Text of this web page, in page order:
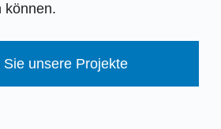
können.
unsere Projekte